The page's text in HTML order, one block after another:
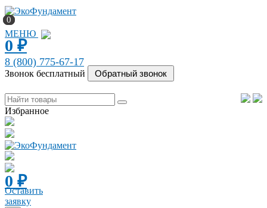
МЕНЮ
0
0 ₽
8 (800) 775-67-17
Звонок бесплатный
Избранное
0
0 ₽
Оставить
заявку